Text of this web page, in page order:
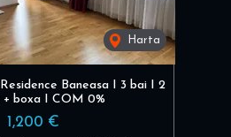
Harta
Baneasa I 3 bai I 2
+ boxa I COM 0%
1,200 €